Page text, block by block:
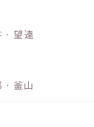
望遠
釜山